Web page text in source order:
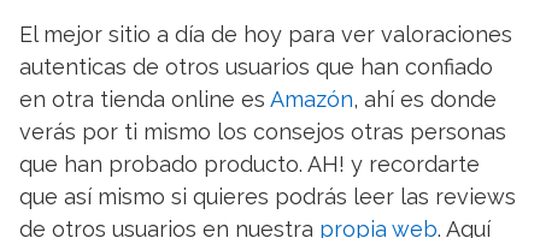
El mejor sitio a día de hoy para ver valoraciones
autenticas de otros usuarios que han confiado
en otra tienda online es Amazón, ahí es donde
verás por ti mismo los consejos otras personas
que han probado producto. AH! y recordarte
que así mismo si quieres podrás leer las reviews
de otros usuarios en nuestra propia web. Aquí